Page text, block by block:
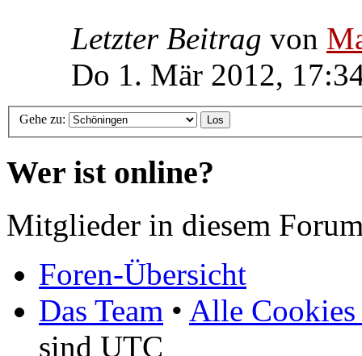
Letzter Beitrag von
Do 1. Mär 2012,
Gehe zu:
Wer ist online?
Mitglieder in diesem
Foren-Übersicht
Das Team • Alle Cookies
sind UTC